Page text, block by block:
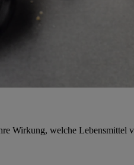
Wirkung, welche Lebensmittel